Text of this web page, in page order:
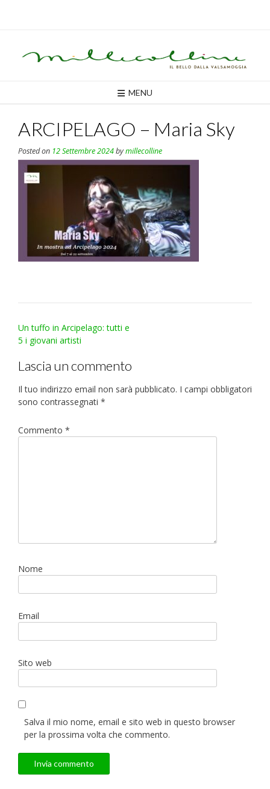
MENU
ARCIPELAGO – Maria Sky
Posted on 12 Settembre 2024bymillecolline
Post
navigation
Un tuffo in Arcipelago: tutti e
5 i giovani artisti
Lascia un commento
Il tuo indirizzo email non sarà pubblicato. I campi obbligatori
sono contrassegnati *
Commento *
Nome
Email
Sito web
Salva il mio nome, email e sito web in questo browser
per la prossima volta che commento.